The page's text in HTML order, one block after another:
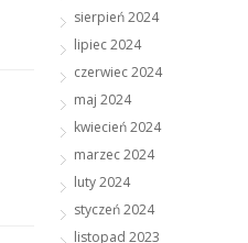
sierpień 2024
lipiec 2024
czerwiec 2024
maj 2024
kwiecień 2024
marzec 2024
luty 2024
styczeń 2024
listopad 2023